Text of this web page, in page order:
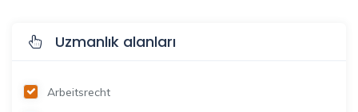
Uzmanlık alanları
Arbeitsrecht